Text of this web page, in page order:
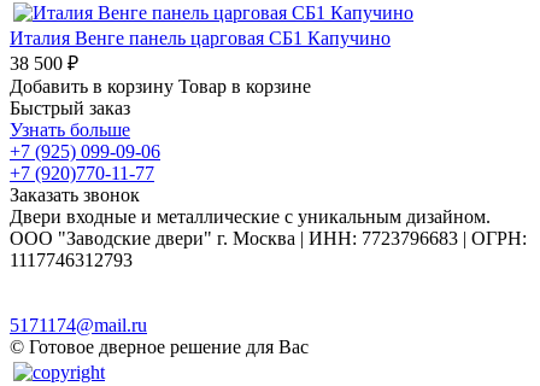
Италия Венге панель царговая СБ1 Капучино
38 500 ₽
Добавить в корзину Товар в корзине
Быстрый заказ
Узнать больше
+7 (925) 099-09-06
+7 (920)770-11-77
Заказать звонок
Двери входные и металлические с уникальным дизайном.
ООО "Заводские двери" г. Москва | ИНН: 7723796683 | ОГРН:
1117746312793
5171174@mail.ru
© Готовое дверное решение для Вас